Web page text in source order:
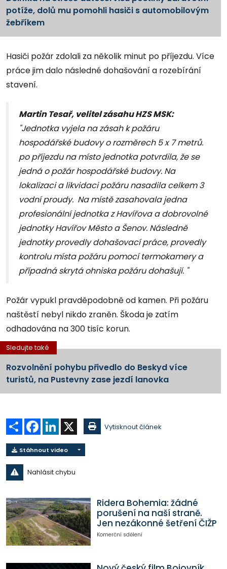
potíže, dolů mu pomohli hasiči s automobilovým
žebříkem
Hasiči požár zdolali za několik minut po příjezdu. Více
práce jim dalo následné dohašování a rozebírání
stavení.
Martin Tesař, velitel zásahu HZS MSK:
"Jednotka vyjela na zásah k požáru
hospodářské budovy o rozměrech 5 x 7 metrů.
po příjezdu na místo jednotka potvrdila, že se
jedná o požár hospodářské budovy. Na
lokalizaci a likvidaci požáru nasadila celkem 3
vodní proudy. Na místě zasahovala jedna
profesionální jednotka z Havířova a dobrovolné
jednotky Havířov Město a Šenov. Následně
jednotky provedly dohašovací práce, provedly
kontrolu místa požáru pomocí termokamery a
případná skrytá ohniska požáru dohašují. "
Požár vypukl pravděpodobně od kamen. Při požáru
naštěstí nebyl nikdo zraněn. Škoda je zatím
odhadována na 300 tisíc korun.
Sledujte také
Rozvolnění pohybu přivedlo do Beskyd více
turistů, na Pustevny zase jezdí lanovka
Sdílet Facebook
LinkedIn Vytisknout článek
Stáhnout video
Nahlásit chybu
Ridera Bohemia: žádné
porušení na naší straně.
Jen nezákonné šetření ČIŽP
Komerční sdělení